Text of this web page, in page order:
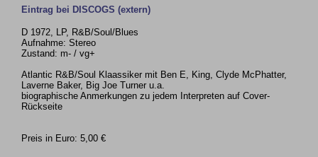
Eintrag bei DISCOGS (extern)
D 1972, LP, R&B/Soul/Blues
Aufnahme: Stereo
Zustand: m- / vg+
Atlantic R&B/Soul Klaassiker mit Ben E, King, Clyde McPhatter,
Laverne Baker, Big Joe Turner u.a.
biographische Anmerkungen zu jedem Interpreten auf Cover-
Rückseite
Preis in Euro: 5,00 €